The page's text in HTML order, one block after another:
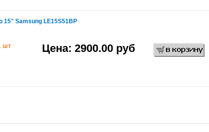
15" Samsung LE15S51BP
шт Цена: 2900.00 руб